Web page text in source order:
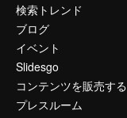
検索トレンド
ブログ
イベント
Slidesgo
コンテンツを販売する
プレスルーム